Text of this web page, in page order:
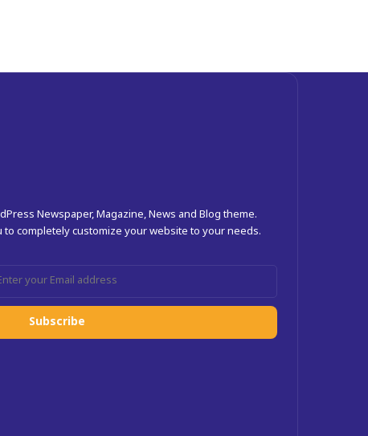
Newspaper, Magazine, News and Blog theme.
completely customize your website to your needs.